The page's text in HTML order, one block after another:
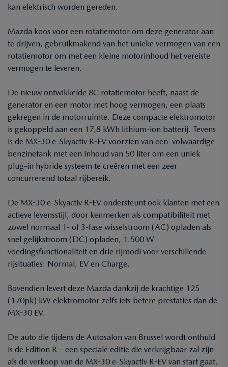
kan elektrisch worden gereden.
Mazda koos voor een rotatiemotor om deze generator aan
te drijven, gebruikmakend van het unieke vermogen van een
rotatiemotor om met een kleine motorinhoud het vereiste
vermogen te leveren.
De nieuw ontwikkelde 8C rotatiemotor heeft, naast de
generator en een motor met hoog vermogen, een plaats
gekregen in de motorruimte. Deze compacte elektromotor
is gekoppeld aan een 17,8 kWh lithium-ion batterij. Tevens
is de MX-30 e-Skyactiv R-EV voorzien van een volwaardige
benzinetank met een inhoud van 50 liter om een uniek
plug-in hybride systeem te creëren met een zeer
concurrerend totaal rijbereik.
De MX-30 e-Skyactiv R-EV ondersteunt ook klanten met een
actieve levensstijl, door kenmerken als compatibiliteit met
zowel normaal 1- of 3-fase wisselstroom (AC) opladen als
snel gelijkstroom (DC) opladen, 1.500 W
voedingsfunctionaliteit en drie rijmodi voor verschillende
rijsituaties: Normal, EV en Charge.
Bovendien levert deze Mazda dankzij de krachtige 125
(170pk) kW elektromotor zelfs iets betere prestaties dan de
MX-30 EV.
De auto die tijdens de Autosalon van Brussel wordt onthuld
is de Edition R – een speciale editie die verkrijgbaar zal zijn
als de verkoop van de MX-30 e-Skyactiv R-EV van start gaat.